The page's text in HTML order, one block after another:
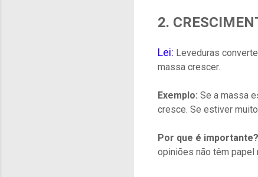
2.
Lei: Leveduras
massa crescer.
Exemplo: Se a massa
cresce. Se estiver
Por que é
opiniões não têm papel